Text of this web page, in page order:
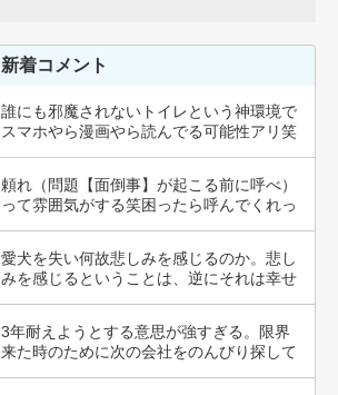
新着コメント
誰にも邪魔されないトイレという神環境で
スマホやら漫画やら読んでる可能性アリ笑
頼れ（問題【面倒事】が起こる前に呼べ）
って雰囲気がする笑困ったら呼んでくれっ
愛犬を失い何故悲しみを感じるのか。悲し
みを感じるということは、逆にそれは幸せ
3年耐えようとする意思が強すぎる。限界
来た時のために次の会社をのんびり探して